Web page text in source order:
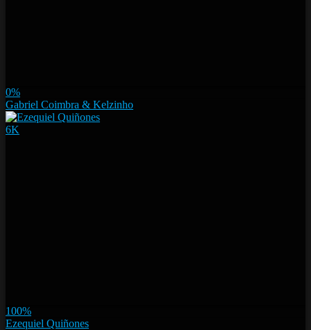
0%
Gabriel Coimbra & Kelzinho
6K
100%
Ezequiel Quiñones